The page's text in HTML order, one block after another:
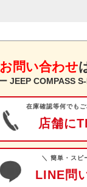
問い合わせ
JEEP COMPASS
在庫確認等何でもご
店舗に
＼ 簡単・スピ
LINE問